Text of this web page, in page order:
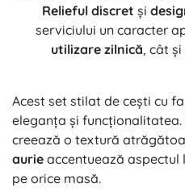
Relieful discret și
serviciului un caracter
utilizare zilnică, cât
Acest set stilat de cești cu
eleganța și
creează o textură
aurie accentuează aspectul
pe orice masă.